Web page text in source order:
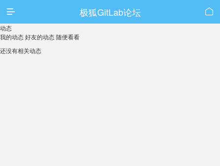
 极狐GitLab论坛 
动态
我的动态好友的动态随便看看
还没有相关动态